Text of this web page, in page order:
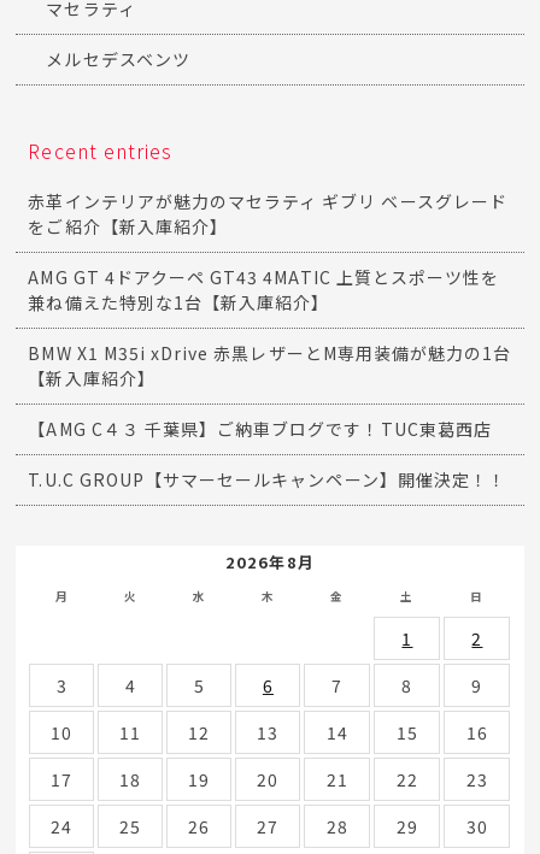
マセラティ
メルセデスベンツ
Recent entries
赤革インテリアが魅力のマセラティ ギブリ ベースグレード
をご紹介【新入庫紹介】
AMG GT 4ドアクーペ GT43 4MATIC 上質とスポーツ性を
兼ね備えた特別な1台【新入庫紹介】
BMW X1 M35i xDrive 赤黒レザーとM専用装備が魅力の1台
【新入庫紹介】
【AMG C４３ 千葉県】ご納車ブログです！TUC東葛西店
T.U.C GROUP【サマーセールキャンペーン】開催決定！！
2026年8月
月 火 水 木 金 土 日
1
2
3
4 5 6 7 8
9
10
11 12 13 14 15
16
17
18 19 20 21 22
23
24
25 26 27 28 29
30